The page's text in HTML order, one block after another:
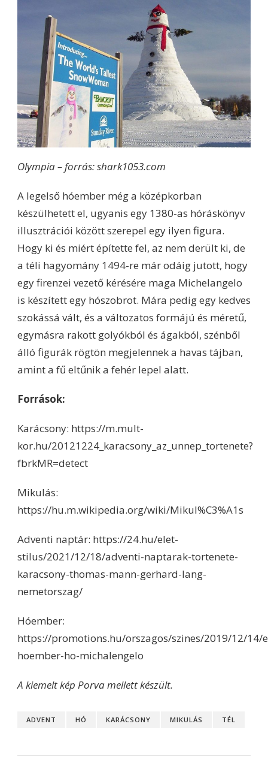
Olympia – forrás: shark1053.com
A legelső hóember még a középkorban
készülhetett el, ugyanis egy 1380-as hóráskönyv
illusztrációi között szerepel egy ilyen figura.
Hogy ki és miért építette fel, az nem derült ki, de
a téli hagyomány 1494-re már odáig jutott, hogy
egy firenzei vezető kérésére maga Michelangelo
is készített egy hószobrot. Mára pedig egy kedves
szokássá vált, és a változatos formájú és méretű,
egymásra rakott golyókból és ágakból, szénből
álló figurák rögtön megjelennek a havas tájban,
amint a fű eltűnik a fehér lepel alatt.
Források:
Karácsony: https://m.mult-
kor.hu/20121224_karacsony_az_unnep_tortenete?
fbrkMR=detect
Mikulás:
https://hu.m.wikipedia.org/wiki/Mikul%C3%A1s
Adventi naptár: https://24.hu/elet-
stilus/2021/12/18/adventi-naptarak-tortenete-
karacsony-thomas-mann-gerhard-lang-
nemetorszag/
Hóember:
https://promotions.hu/orszagos/szines/2019/12/14/
hoember-ho-michalengelo
A kiemelt kép Porva mellett készült.
ADVENT HÓ KARÁCSONY MIKULÁS TÉL